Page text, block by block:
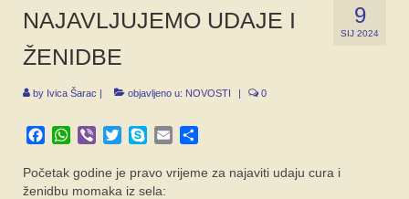
SPONZORI
9
SIJ 2024
NAJAVLJUJEMO UDAJE I
ŽENIDBE
by Ivica Šarac | objavljeno u: NOVOSTI | 0
Facebook
WhatsApp
Viber TwitterSkypeEmail
Početak godine je pravo vrijeme za najaviti udaju cura i
ženidbu momaka iz sela: